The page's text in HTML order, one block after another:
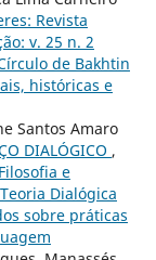
Revista
v. 25 n. 2
de Bakhtin
históricas e
Santos Amaro
DIALÓGICO ,
e
Dialógica
sobre práticas